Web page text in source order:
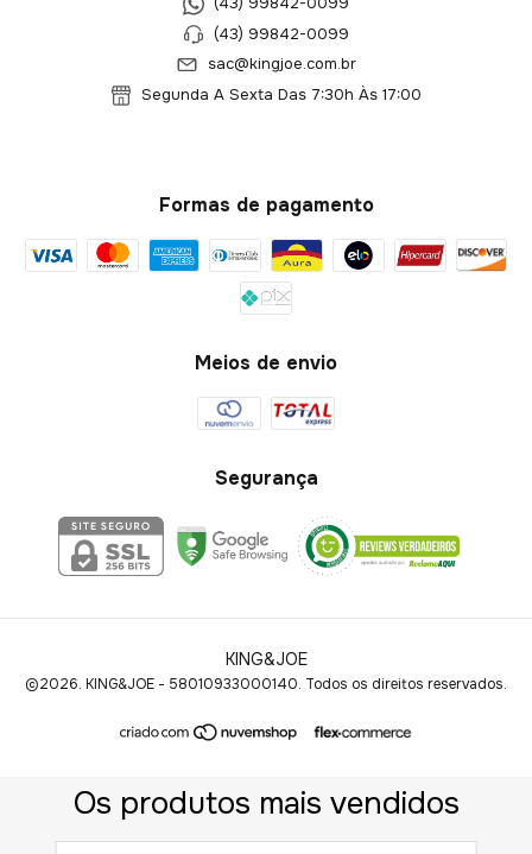
(43) 99842-0099
sac@kingjoe.com.br
Segunda A Sexta Das 7:30h Às 17:00
Formas de pagamento
Meios de envio
Segurança
KING&JOE
©2026. KING&JOE - 58010933000140. Todos os direitos reservados.